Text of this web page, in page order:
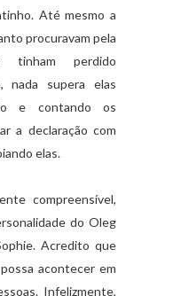
Até mesmo a
procuravam pela
tinham perdido
nada supera elas
e contando os
a declaração com
elas.
compreensível,
do Oleg
Acredito que
acontecer em
Infelizmente,